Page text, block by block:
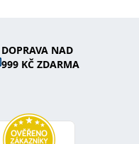
DOPRAVA NAD
999 KČ ZDARMA